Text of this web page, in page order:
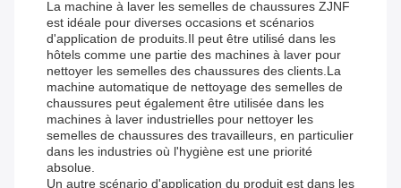
La machine à laver les semelles de chaussures ZJNF
est idéale pour diverses occasions et scénarios
d'application de produits.Il peut être utilisé dans les
hôtels comme une partie des machines à laver pour
nettoyer les semelles des chaussures des clients.La
machine automatique de nettoyage des semelles de
chaussures peut également être utilisée dans les
machines à laver industrielles pour nettoyer les
semelles de chaussures des travailleurs, en particulier
dans les industries où l'hygiène est une priorité
absolue.
Un autre scénario d'application du produit est dans les